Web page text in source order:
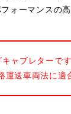
ォーマンスの
ャブレターで
運送車両法に適